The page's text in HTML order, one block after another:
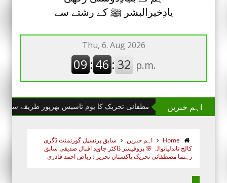
یادِخیرالبشر ﷺ کے رشتے سے
اہم خبریں
چھانگا مانگا : مصطفائی تحریک کا یوم تاسیس بھرپور طریقے سے منایا گیا۔
Home اہم خبریں
سابق پرنسپل گورنمنٹ ڈگری
کالج تاندلیانوالہ 🌸 پروفیسر ڈاکٹر جاوید اقبال صدیقی سابق
رہنما مصطفائی تحریک پاکستان تحریر : ریاض احمد قادری